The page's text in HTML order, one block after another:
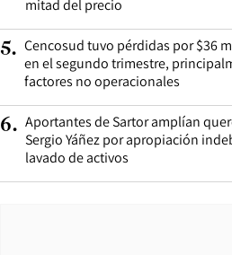
mitad del precio
5. Cencosud tuvo pérdidas por $36
en el segundo trimestre,
factores no operacionales
6. Aportantes de Sartor amplían
Sergio Yáñez por apropiación
lavado de activos